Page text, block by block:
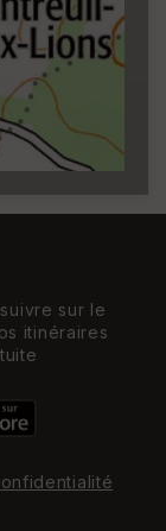
niveau de
sur le
itinéraires